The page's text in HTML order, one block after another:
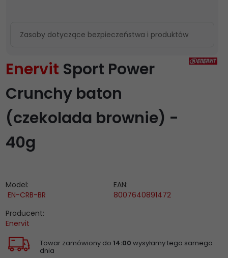
Enervit Sport Power
Crunchy baton
(czekolada brownie) -
40g
Zasoby dotyczące bezpieczeństwa i produktów
Model:
EN-CRB-BR
EAN:
8007640891472
Producent:
Enervit
Towar zamówiony do 14:00 wysyłamy tego samego
dnia